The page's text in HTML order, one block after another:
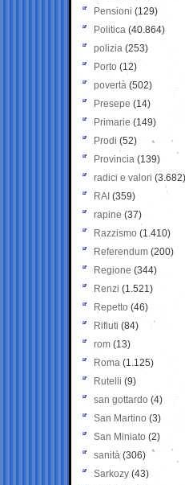
Pensioni (129)
Politica (40.864)
polizia (253)
Porto (12)
povertà (502)
Presepe (14)
Primarie (149)
Prodi (52)
Provincia (139)
radici e valori (3.682)
RAI (359)
rapine (37)
Razzismo (1.410)
Referendum (200)
Regione (344)
Renzi (1.521)
Repetto (46)
Rifiuti (84)
rom (13)
Roma (1.125)
Rutelli (9)
san gottardo (4)
San Martino (3)
San Miniato (2)
sanità (306)
Sarkozy (43)